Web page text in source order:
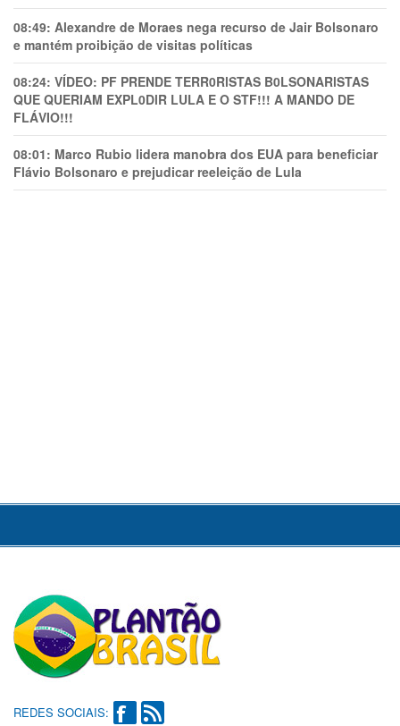
08:49: Alexandre de Moraes nega recurso de Jair Bolsonaro
e mantém proibição de visitas políticas
08:24: VÍDEO: PF PRENDE TERR0RlSTAS B0LSONARlSTAS
QUE QUERIAM EXPL0DlR LULA E O STF!!! A MANDO DE
FLÁVIO!!!
08:01: Marco Rubio lidera manobra dos EUA para beneficiar
Flávio Bolsonaro e prejudicar reeleição de Lula
REDES SOCIAIS: